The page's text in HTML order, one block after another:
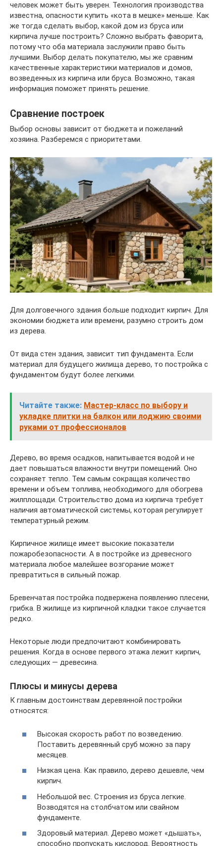
человек может быть уверен. Технология производства
известна, опасности купить «кота в мешке» меньше. Как
же тогда сделать выбор, какой дом из бруса или
кирпича лучше построить? Сложно выбрать фаворита,
потому что оба материала заслужили право быть
лучшими. Выбор делать покупателю, мы же сравним
качественные характеристики материалов и домов,
возведенных из кирпича или бруса. Возможно, такая
информация поможет принять решение.
Сравнение построек
Выбор основы зависит от бюджета и пожеланий
хозяина. Разберемся с приоритетами.
Для долговечного здания больше подходит кирпич. Для
экономии бюджета или времени, разумно строить дом
из дерева.
От вида стен здания, зависит тип фундамента. Если
материал для будущего жилища дерево, то постройка с
фундаментом будут более легкими.
Читайте также: Мастер-класс по выбору и
укладке плитки на балкон или лоджию своими
руками от профессионалов
Дерево, во время осадков, напитывается водой и не
дает повышаться влажности внутри помещений. Оно
сохраняет тепло. Тем самым сокращая количество
времени и объем топлива, необходимого для обогрева
жилплощади. Строительство дома из кирпича требует
наличия автоматической системы, которая регулирует
температурный режим.
Кирпичное жилище имеет высокие показатели
пожаробезопасности. А в постройке из древесного
материала любое малейшее возгорание может
превратиться в сильный пожар.
Бревенчатая постройка подвержена появлению плесени,
грибка. В жилище из кирпичной кладки такое случается
редко.
Некоторые люди предпочитают комбинировать
решения. Когда в основе первого этажа лежит кирпич,
следующих — древесина.
Плюсы и минусы дерева
К главным достоинствам деревянной постройки
относятся:
Высокая скорость работ по возведению.
Поставить деревянный сруб можно за пару
месяцев.
Низкая цена. Как правило, дерево дешевле, чем
кирпич.
Небольшой вес. Строения из бруса легкие.
Возводятся на столбчатом или свайном
фундаменте.
Здоровый материал. Дерево может «дышать»,
способно пропускать кислород. Вероятность